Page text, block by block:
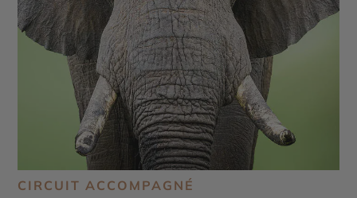
CIRCUIT ACCOMPAGNÉ